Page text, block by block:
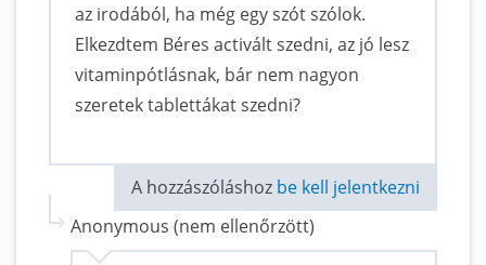
az irodából, ha még egy szót szólok.
Elkezdtem Béres activált szedni, az jó lesz
vitaminpótlásnak, bár nem nagyon
szeretek tablettákat szedni?
A hozzászóláshoz be kell jelentkezni
Anonymous (nem ellenőrzött)